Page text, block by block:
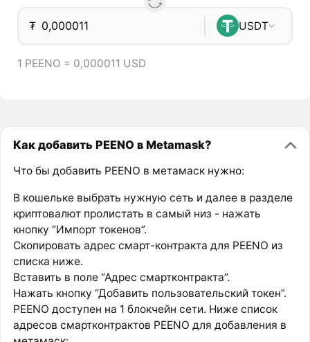
₮ USDT
1 PEENO = 0,000011 USD
Как добавить PEENO в Metamask?
Что бы добавить PEENO в метамаск нужно:
В кошельке выбрать нужную сеть и далее в разделе
криптовалют пролистать в самый низ - нажать
кнопку “Импорт токенов”.
Скопировать адрес смарт-контракта для PEENO из
списка ниже.
Вставить в поле “Адрес смартконтракта”.
Нажать кнопку “Добавить пользовательский токен”.
PEENO доступен на 1 блокчейн сети. Ниже список
адресов смартконтрактов PEENO для добавления в